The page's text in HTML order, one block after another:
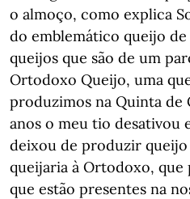
o almoço, como explica
do emblemático queijo
queijos que são de um
Ortodoxo Queijo, uma
produzimos na Quinta de
anos o meu tio desativou
deixou de produzir queijo
queijaria à Ortodoxo,
que estão presentes na